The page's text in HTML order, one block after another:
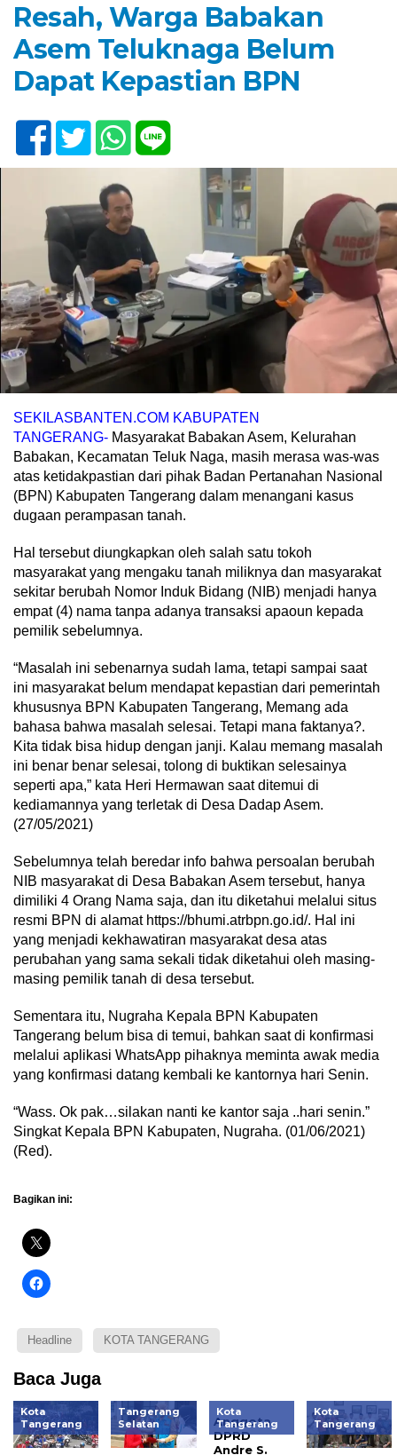
Resah, Warga Babakan
Asem Teluknaga Belum
Dapat Kepastian BPN
SEKILASBANTEN.COM KABUPATEN
TANGERANG- Masyarakat Babakan Asem, Kelurahan
Babakan, Kecamatan Teluk Naga, masih merasa was-was
atas ketidakpastian dari pihak Badan Pertanahan Nasional
(BPN) Kabupaten Tangerang dalam menangani kasus
dugaan perampasan tanah.
Hal tersebut diungkapkan oleh salah satu tokoh
masyarakat yang mengaku tanah miliknya dan masyarakat
sekitar berubah Nomor Induk Bidang (NIB) menjadi hanya
empat (4) nama tanpa adanya transaksi apaoun kepada
pemilik sebelumnya.
“Masalah ini sebenarnya sudah lama, tetapi sampai saat
ini masyarakat belum mendapat kepastian dari pemerintah
khususnya BPN Kabupaten Tangerang, Memang ada
bahasa bahwa masalah selesai. Tetapi mana faktanya?.
Kita tidak bisa hidup dengan janji. Kalau memang masalah
ini benar benar selesai, tolong di buktikan selesainya
seperti apa,” kata Heri Hermawan saat ditemui di
kediamannya yang terletak di Desa Dadap Asem.
(27/05/2021)
Sebelumnya telah beredar info bahwa persoalan berubah
NIB masyarakat di Desa Babakan Asem tersebut, hanya
dimiliki 4 Orang Nama saja, dan itu diketahui melalui situs
resmi BPN di alamat https://bhumi.atrbpn.go.id/. Hal ini
yang menjadi kekhawatiran masyarakat desa atas
perubahan yang sama sekali tidak diketahui oleh masing-
masing pemilik tanah di desa tersebut.
Sementara itu, Nugraha Kepala BPN Kabupaten
Tangerang belum bisa di temui, bahkan saat di konfirmasi
melalui aplikasi WhatsApp pihaknya meminta awak media
yang konfirmasi datang kembali ke kantornya hari Senin.
“Wass. Ok pak…silakan nanti ke kantor saja ..hari senin.”
Singkat Kepala BPN Kabupaten, Nugraha. (01/06/2021)
(Red).
Bagikan ini:
Headline KOTA TANGERANG
Baca Juga
Kota
Tangerang
Tangerang
Selatan
Kota
Tangerang
Anggota
DPRD
Andre S.
Kota
Tangerang